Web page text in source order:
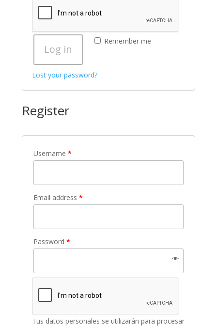
Remember me
Log in
Lost your password?
Register
Username *
Email address *
Password *
Tus datos personales se utilizarán para procesar